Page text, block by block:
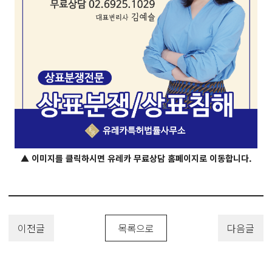
▲ 이미지를 클릭하시면 유레카 무료상담 홈페이지로 이동합니다.
이전글 목록으로 다음글